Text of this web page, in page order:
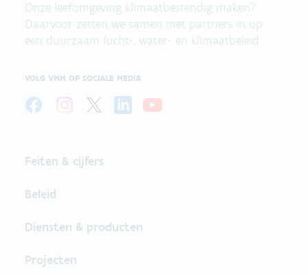
Onze leefomgeving klimaatbestendig maken?
Daarvoor zetten we samen met partners in op
een duurzaam lucht-, water- en klimaatbeleid.
VOLG VMM OP SOCIALE MEDIA
Feiten & cijfers
Beleid
Diensten & producten
Projecten